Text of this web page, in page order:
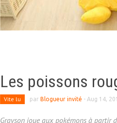
Les poissons
Vite lu par Blogueur invité - Aug 14,
Grayson joue aux pokémons à partir